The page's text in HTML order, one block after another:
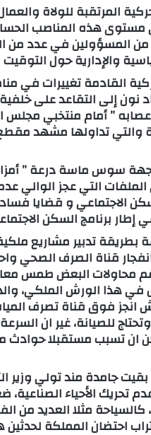
المرتقبة للولاة
هذه المناصب
من المسؤولين في عدد من
والإدارية حول التوقيت
القادمة تغييرات في
نون إلى التقاعد على
” أمام منتخبي
والتي تداولها مشهد
سوس ماسة درعة ”
التي عجز الوالي
الاجتماعي و قضايا
تدبير مشاريع
انفجار قناة الصرف
محاولات البعض طمس
هذا الورش الملكي،
فوق قناة تصرف المياه
للصيانة، غير ان
ان تسبب مستقبلا حوادث
جامدة مند تولي وزير
تحريك الأحياء
كالسياحة مثلا العديد من
احتضان المملكة لحدثين